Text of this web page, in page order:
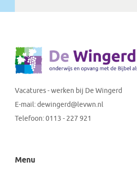
Vacatures - werken bij De Wingerd
E-mail:dewingerd@levwn.nl
Telefoon:0113 - 227 921
Menu